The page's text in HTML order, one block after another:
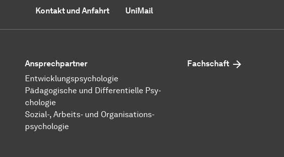
Kontakt und Anfahrt UniMail
Ansprechpartner
Ent­wick­lungs­psy­cho­lo­gie
Pä­da­go­gi­sche und Dif­fe­ren­ti­el­le Psy­
cho­lo­gie
​​​​​​​Sozial-, Ar­beits- und Or­ga­ni­sa­tions­
psy­cho­lo­gie
Fachschaft